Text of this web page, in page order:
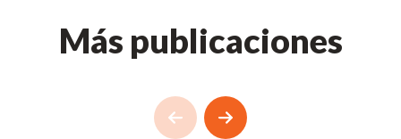
Más publicaciones